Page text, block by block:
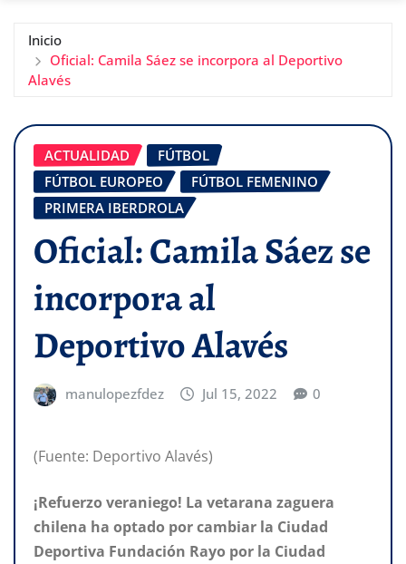
Inicio
Oficial: Camila Sáez se incorpora al Deportivo
Alavés
ACTUALIDAD
FÚTBOL
FÚTBOL EUROPEO
FÚTBOL FEMENINO
PRIMERA IBERDROLA
Oficial: Camila Sáez se
incorpora al
Deportivo Alavés
manulopezfdez Jul 15, 2022 0
(Fuente: Deportivo Alavés)
¡Refuerzo veraniego! La vetarana zaguera
chilena ha optado por cambiar la Ciudad
Deportiva Fundación Rayo por la Ciudad